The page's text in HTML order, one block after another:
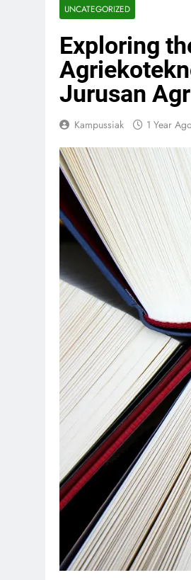
UNCATEGORIZED
Exploring
Jurusan
Kampussiak 1 Year Ago